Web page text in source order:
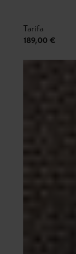
Tarifa
189,00 €